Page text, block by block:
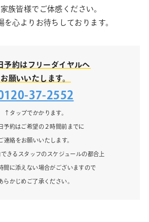
族皆様でご体感ください。
を心よりお待ちしております。
予約はフリーダイヤルへ
お願いいたします。
37-2552
↑タップでかかります。
予約はご希望の２時間前までに
連絡をお願いいたします。
きるスタッフのスケジュールの都合上
間に添えない場合がございますので
らかじめご了承ください。